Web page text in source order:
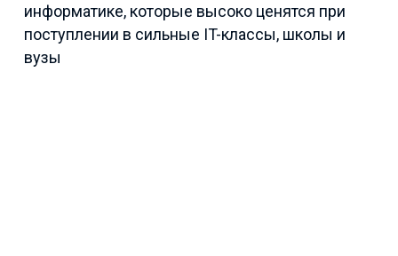
информатике, которые высоко ценятся при
поступлении в сильные IT-классы, школы и
вузы